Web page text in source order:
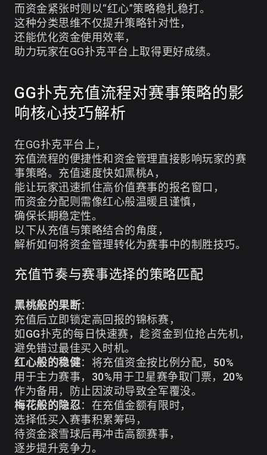
而资金紧张时则以“红心”策略稳扎稳打。
这种分类思维不仅提升策略针对性，
还能优化资金使用效率，
助力玩家在GG扑克平台上取得更好成绩。
GG扑克充值流程对赛事策略的影
响核心技巧解析
在GG扑克平台上，
充值流程的便捷性和资金管理直接影响玩家的赛
事策略。充值速度快如黑桃A，
能让玩家迅速抓住高价值赛事的报名窗口，
而资金分配则需像红心般温暖且谨慎，
确保长期稳定性。
以下从充值与策略结合的角度，
解析如何将资金管理转化为赛事中的制胜技巧。
充值节奏与赛事选择的策略匹配
黑桃般的果断：
充值后立即锁定高回报的锦标赛，
如GG扑克的每日快速赛，趁资金到位抢占先机，
避免错过最佳买入时机。
红心般的稳健：将充值资金按比例分配，50%
用于主力赛事，30%用于卫星赛争取门票，20%
作为备用，防止因波动导致全军覆没。
梅花般的隐忍：在充值金额有限时，
选择低买入赛事积累筹码，
待资金滚雪球后再冲击高额赛事，
逐步提升竞争力。